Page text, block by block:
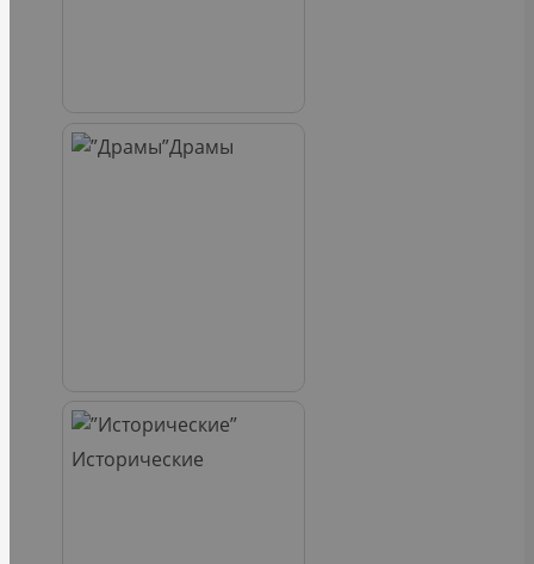
Драмы
Исторические